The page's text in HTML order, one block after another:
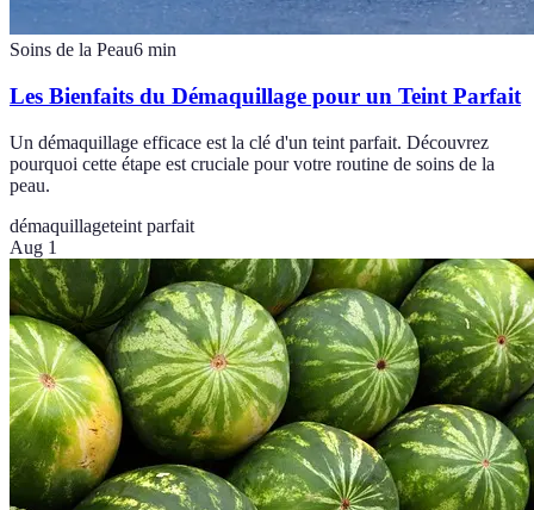
Soins de la Peau6 min
Les Bienfaits du Démaquillage pour un Teint Parfait
Un démaquillage efficace est la clé d'un teint parfait. Découvrez
pourquoi cette étape est cruciale pour votre routine de soins de la
peau.
démaquillageteint parfait
Aug 1